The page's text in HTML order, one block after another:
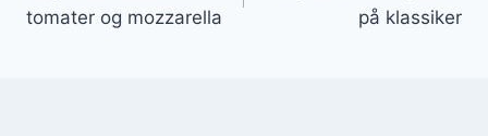
tomater og mozzarella
på klassiker